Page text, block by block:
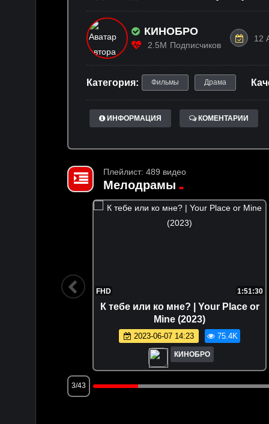
КИНОБРО
2.5M Подписчиков
12
Категория: Фильмы Драма
ИНФОРМАЦИЯ КОМЕНТАРИИ
Плейлист: 489 видео
Мелодрамы
FHD 1:51:30
К тебе или ко мне? | Your Place or
Mine (2023)
2023-06-07 14:23 75.4K
КИНОБРО
3/43